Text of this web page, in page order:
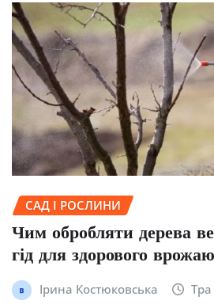
САД І РОСЛИНИ
Чим обробляти дерева
гід для здорового врожаю
Ірина Костюковська